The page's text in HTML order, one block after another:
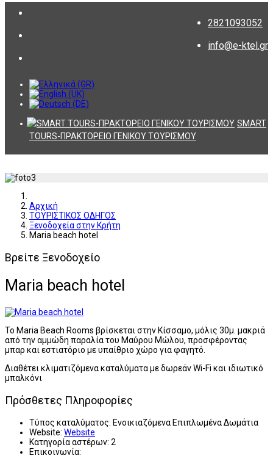
2821093052
info@e-ktel.gr
SMART
TOURS-ΠΡΑΚΤΟΡΕΙΟ ΓΕΝΙΚΟΥ ΤΟΥΡΙΣΜΟΥ
Αρχική
ΤΟΥΡΙΣΤΙΚΟΣ ΟΔΗΓΟΣ
Ξενοδοχεία στην Κρήτη
Maria beach hotel
Βρείτε Ξενοδοχείο
Maria beach hotel
Το Maria Beach Rooms βρίσκεται στην Κίσσαμο, μόλις 30μ. μακριά
από την αμμώδη παραλία του Μαύρου Μώλου, προσφέροντας
μπαρ και εστιατόριο με υπαίθριο χώρο για φαγητό.
Διαθέτει κλιματιζόμενα καταλύματα με δωρεάν Wi-Fi και ιδιωτικό
μπαλκόνι
Πρόσθετες Πληροφορίες
Τύπος καταλύματος: Ενοικιαζόμενα Επιπλωμένα Δωμάτια
Website: Website
Κατηγορία αστέρων: 2
Επικοινωνία: